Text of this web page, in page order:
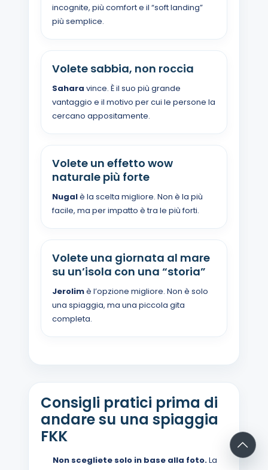
incognite, più comfort e il “soft landing”
più semplice.
Volete sabbia, non roccia
Sahara vince. È il suo più grande
vantaggio e il motivo per cui le persone la
cercano appositamente.
Volete un effetto wow
naturale più forte
Nugalè la scelta migliore. Non è la più
facile, ma per impatto è tra le più forti.
Volete una giornata al mare
su un’isola con una “storia”
Jerolimè l’opzione migliore. Non è solo
una spiaggia, ma una piccola gita
completa.
Consigli pratici prima di
andare su una spiaggia
FKK
Non scegliete solo in base alla foto.La